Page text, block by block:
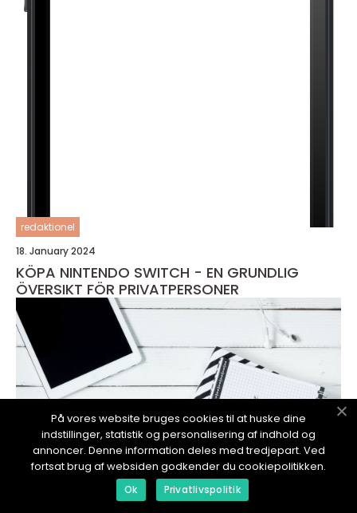
redaktionel
18. January 2024
KÖPA NINTENDO SWITCH - EN GRUNDLIG
ÖVERSIKT FÖR PRIVATPERSONER
På vores website bruges cookies til at huske dine
indstillinger, statistik og personalisering af indhold og
annoncer. Denne information deles med tredjepart. Ved
fortsat brug af websiden godkender du cookiepolitikken.
Ok Privatlivspolitik